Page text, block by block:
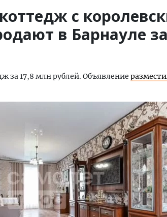
с
в Барнауле
за 17,8 млн рублей. Объявление